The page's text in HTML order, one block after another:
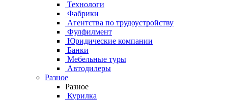
Технологи
Фабрики
Агентства по трудоустройству
Фулфилмент
Юридические компании
Банки
Мебельные туры
Автодилеры
Разное
Разное
Курилка